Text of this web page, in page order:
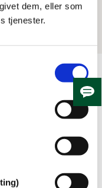
dem, eller som
tjenester.